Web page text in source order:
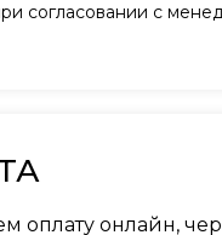
согласовании с
оплату онлайн,